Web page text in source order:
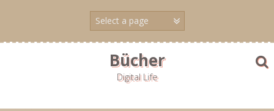
Bücher
Digital Life